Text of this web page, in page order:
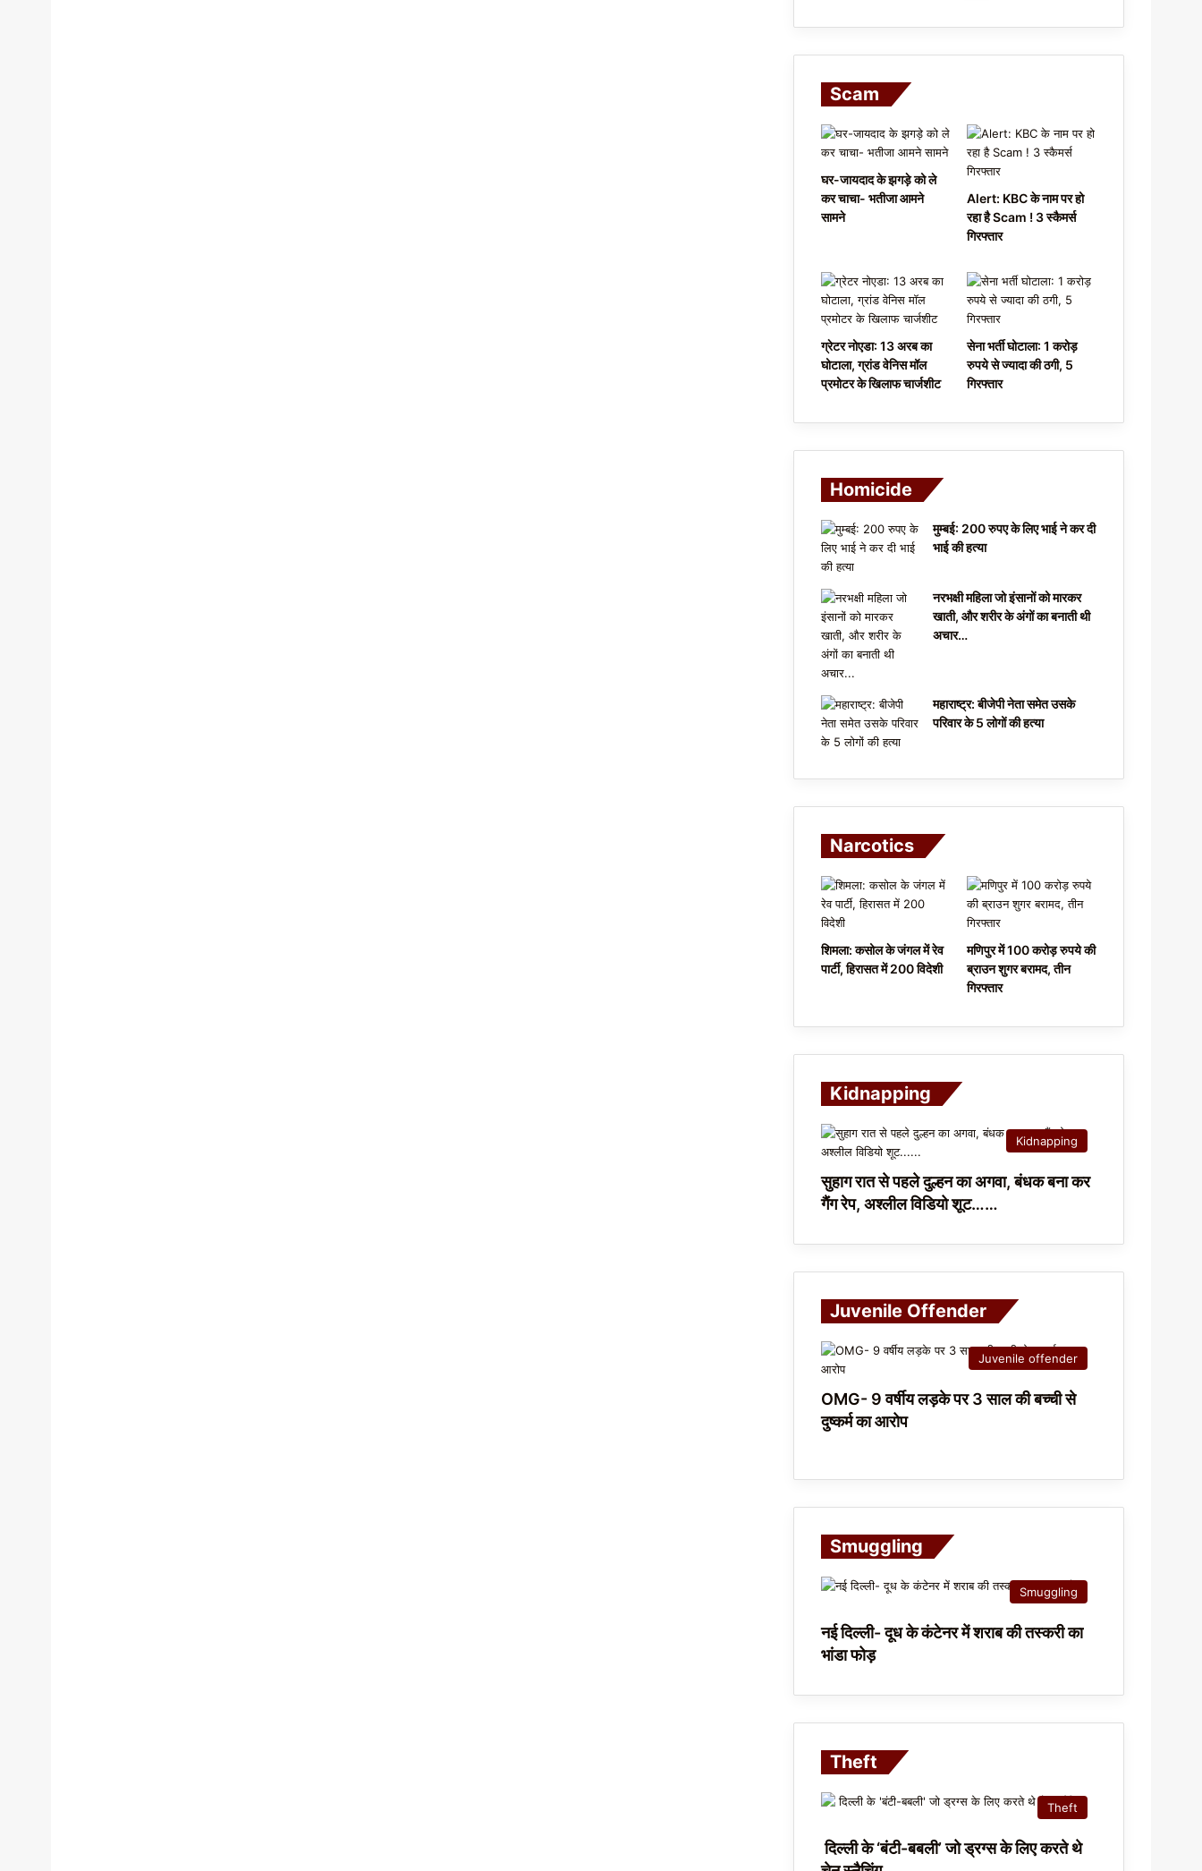
u
g
e
Scam
घर-जायदाद के झगड़े को ले
कर चाचा- भतीजा आमने
सामने
Alert: KBC के नाम पर हो
रहा है Scam ! 3 स्कैमर्स
गिरफ्तार
ग्रेटर नोएडा: 13 अरब का
घोटाला, ग्रांड वेनिस मॉल
प्रमोटर के खिलाफ चार्जशीट
सेना भर्ती घोटाला: 1 करोड़
रुपये से ज्यादा की ठगी, 5
गिरफ्तार
Homicide
मुम्बई: 200 रुपए के लिए भाई ने कर दी
भाई की हत्या
नरभक्षी महिला जो इंसानों को मारकर
खाती, और शरीर के अंगों का बनाती थी
अचार…
महाराष्ट्र: बीजेपी नेता समेत उसके
परिवार के 5 लोगों की हत्या
Narcotics
शिमला: कसोल के जंगल में रेव
पार्टी, हिरासत में 200 विदेशी
मणिपुर में 100 करोड़ रुपये की
ब्राउन शुगर बरामद, तीन
गिरफ्तार
Kidnapping
Kidnapping
सुहाग रात से पहले दुल्हन का अगवा, बंधक बना कर
गैंग रेप, अश्लील विडियो शूट……
Juvenile Offender
Juvenile offender
OMG- 9 वर्षीय लड़के पर 3 साल की बच्ची से
दुष्कर्म का आरोप
Smuggling
Smuggling
नई दिल्ली- दूध के कंटेनर में शराब की तस्करी का
भांडा फोड़
Theft
Theft
दिल्ली के ‘बंटी-बबली’ जो ड्रग्स के लिए करते थे